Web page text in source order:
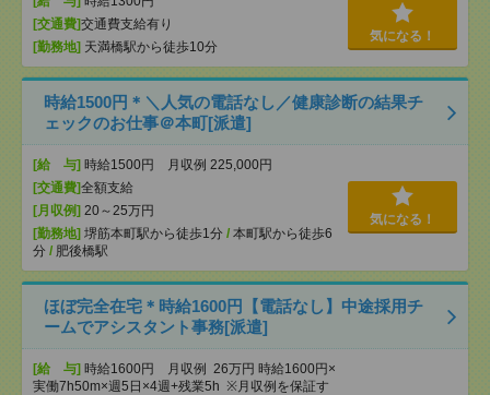
[交通費]交通費支給有り
[勤務地] 天満橋駅から徒歩10分
気になる！
時給1500円＊＼人気の電話なし／健康診断の結果チ
ェックのお仕事＠本町[派遣]
[給 与] 時給1500円 月収例 225,000円
[交通費]全額支給
[月収例] 20～25万円
[勤務地] 堺筋本町駅から徒歩1分 / 本町駅から徒歩6
分 / 肥後橋駅
気になる！
ほぼ完全在宅＊時給1600円【電話なし】中途採用チ
ームでアシスタント事務[派遣]
[給 与] 時給1600円 月収例 26万円 時給1600円×
実働7h50m×週5日×4週+残業5h ※月収例を保証す